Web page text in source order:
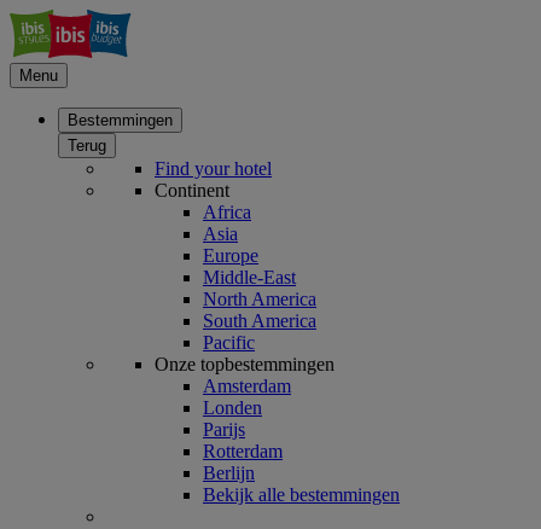
Menu
Bestemmingen
Terug
Find your hotel
Continent
Africa
Asia
Europe
Middle-East
North America
South America
Pacific
Onze topbestemmingen
Amsterdam
Londen
Parijs
Rotterdam
Berlijn
Bekijk alle bestemmingen